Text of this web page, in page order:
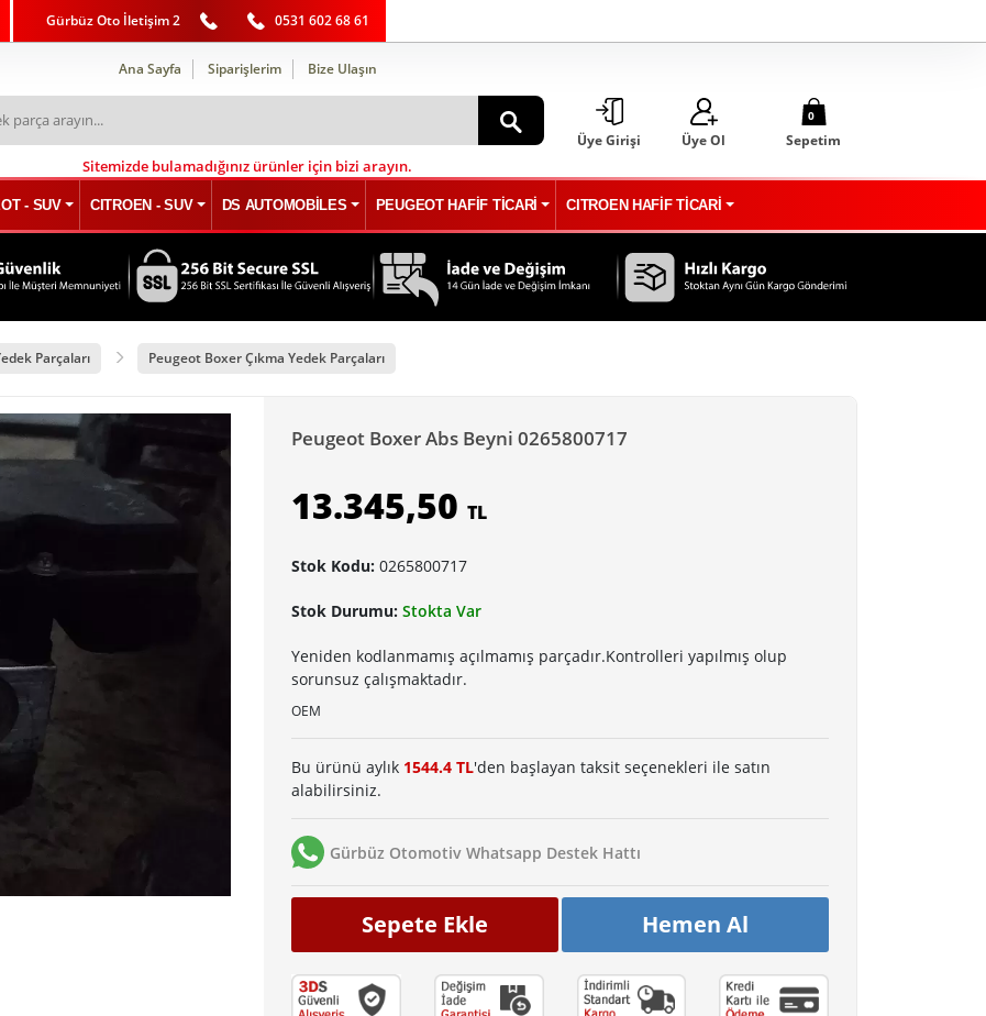
Gürbüz Oto İletişim 2 0531 602 68 61
Ana Sayfa Siparişlerim Bize Ulaşın
Sitemizde bulamadığınız ürünler için bizi arayın.
Üye Girişi Üye Ol
0
Sepetim
- SUV CITROEN - SUV DS AUTOMOBİLES PEUGEOT HAFİF TİCARİ CITROEN HAFİF TİCARİ
Parçaları Peugeot Boxer Çıkma Yedek Parçaları
Peugeot Boxer Abs Beyni 0265800717
13.345,50 TL
Stok Kodu: 0265800717
Stok Durumu: Stokta Var
Yeniden kodlanmamış açılmamış parçadır.Kontrolleri yapılmış olup
sorunsuz çalışmaktadır.
OEM
Bu ürünü aylık 1544.4 TL'den başlayan taksit seçenekleri ile satın
alabilirsiniz.
Gürbüz Otomotiv Whatsapp Destek Hattı
Sepete Ekle Hemen Al